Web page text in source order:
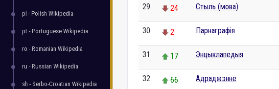
pl - Polish Wikipedia
pt - Portuguese Wikipedia
ro - Romanian Wikipedia
ru - Russian Wikipedia
sh - Serbo-Croatian Wikipedia
29 24 Стыль (мова)
30 2 Парнаграфія
31 17 Энцыклапедыя
32 66 Адраджэнне